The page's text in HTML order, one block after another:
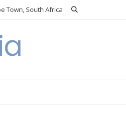
Town, South Africa